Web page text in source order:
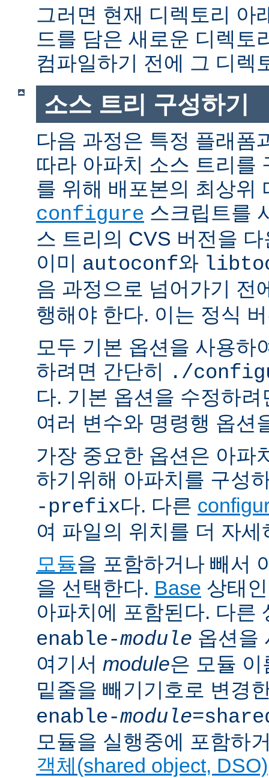
그러면 현재 디렉토리 아
드를 담은 새로운 디렉토
컴파일하기 전에 그 디렉
소스 트리 구성하기
다음 과정은 특정 플래폼
따라 아파치 소스 트리를
를 위해 배포본의 최상위
configure 스크립트를
스 트리의 CVS 버전을
이미 autoconf와
음 과정으로 넘어가기 전
행해야 한다. 이는 정식
모두 기본 옵션을 사용하
하려면 간단히 ./
다. 기본 옵션을 수정하
여러 변수와 명령행 옵션
가장 중요한 옵션은 아파
하기위해 아파치를 구성
-prefix다. 다른
여 파일의 위치를 더 자
모듈을 포함하거나 빼서
을 선택한다. Base 상태
아파치에 포함된다. 다른
enable-module 옵션을
여기서 module은 모듈
밑줄을 빼기기호로 변경
enable-module
모듈을 실행중에 포함하
객체(shared object, DSO)